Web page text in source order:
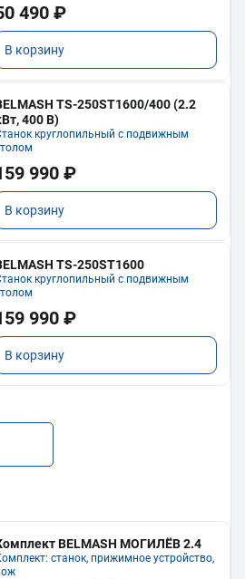
490 ₽
В корзину
TS-250ST1600/400 (2.2
400 В)
круглопильный с подвижным
990 ₽
В корзину
TS-250ST1600
круглопильный с подвижным
990 ₽
В корзину
BELMASH МОГИЛЁВ 2.4
станок, прижимное устройство,